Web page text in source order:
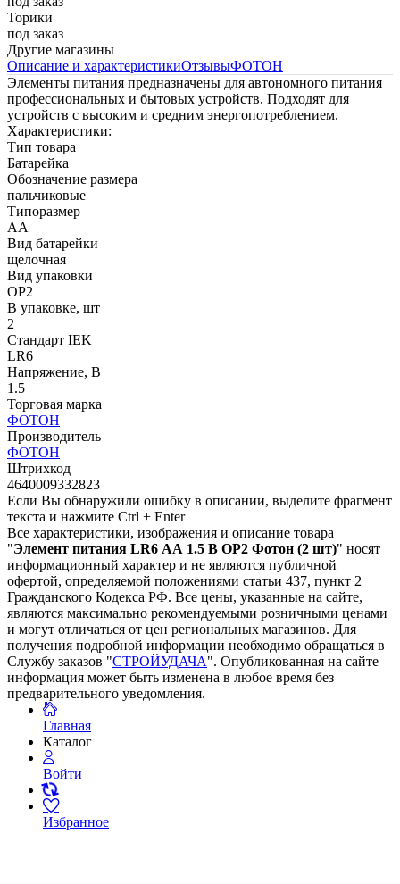
Торики
под заказ
Другие магазины
Описание и характеристикиОтзывыФОТОН
Элементы питания предназначены для автономного питания
профессиональных и бытовых устройств. Подходят для
устройств с высоким и средним энергопотреблением.
Характеристики:
Тип товара
Батарейка
Обозначение размера
пальчиковые
Типоразмер
АА
Вид батарейки
щелочная
Вид упаковки
ОР2
В упаковке, шт
2
Стандарт IEK
LR6
Напряжение, В
1.5
Торговая марка
ФОТОН
Производитель
ФОТОН
Штрихкод
4640009332823
Если Вы обнаружили ошибку в описании, выделите фрагмент
текста и нажмите Ctrl + Enter
Все характеристики, изображения и описание товара
"Элемент питания LR6 АА 1.5 В ОР2 Фотон (2 шт)" носят
информационный характер и не являются публичной
офертой, определяемой положениями статьи 437, пункт 2
Гражданского Кодекса РФ. Все цены, указанные на сайте,
являются максимально рекомендуемыми розничными ценами
и могут отличаться от цен региональных магазинов. Для
получения подробной информации необходимо обращаться в
Службу заказов "СТРОЙУДАЧА". Опубликованная на сайте
информация может быть изменена в любое время без
предварительного уведомления.
Главная
Каталог
Войти
Избранное